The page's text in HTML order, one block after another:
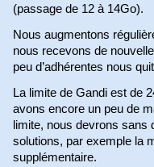
(passage de 12 à 14Go).
Nous augmentons
nous recevons de
peu d’adhérentes nous
La limite de Gandi est de
avons encore un peu de
limite, nous devrons sans
solutions, par exemple la
supplémentaire.